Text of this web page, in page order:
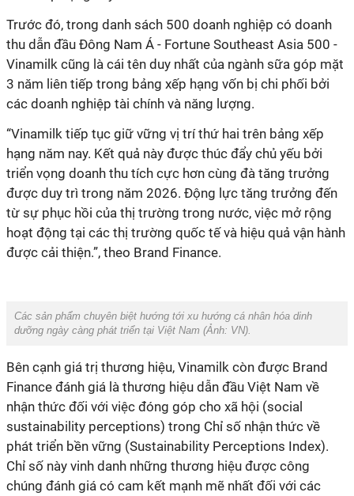
Trước đó, trong danh sách 500 doanh nghiệp có doanh
thu dẫn đầu Đông Nam Á - Fortune Southeast Asia 500 -
Vinamilk cũng là cái tên duy nhất của ngành sữa góp mặt
3 năm liên tiếp trong bảng xếp hạng vốn bị chi phối bởi
các doanh nghiệp tài chính và năng lượng.
“Vinamilk tiếp tục giữ vững vị trí thứ hai trên bảng xếp
hạng năm nay. Kết quả này được thúc đẩy chủ yếu bởi
triển vọng doanh thu tích cực hơn cùng đà tăng trưởng
được duy trì trong năm 2026. Động lực tăng trưởng đến
từ sự phục hồi của thị trường trong nước, việc mở rộng
hoạt động tại các thị trường quốc tế và hiệu quả vận hành
được cải thiện.”, theo Brand Finance.
Các sản phẩm chuyên biệt hướng tới xu hướng cá nhân hóa dinh
dưỡng ngày càng phát triển tại Việt Nam (Ảnh: VN).
Bên cạnh giá trị thương hiệu, Vinamilk còn được Brand
Finance đánh giá là thương hiệu dẫn đầu Việt Nam về
nhận thức đối với việc đóng góp cho xã hội (social
sustainability perceptions) trong Chỉ số nhận thức về
phát triển bền vững (Sustainability Perceptions Index).
Chỉ số này vinh danh những thương hiệu được công
chúng đánh giá có cam kết mạnh mẽ nhất đối với các